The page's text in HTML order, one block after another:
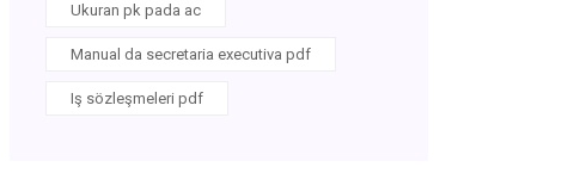
Ukuran pk pada ac
Manual da secretaria executiva pdf
Iş sözleşmeleri pdf